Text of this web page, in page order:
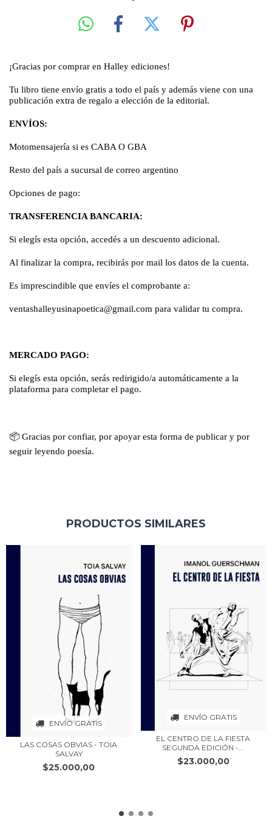
¡Gracias por comprar en Halley ediciones!
Tu libro tiene envío gratis a todo el país y además viene con una
publicación extra de regalo a elección de la editorial.
ENVÍOS:
Motomensajería si es CABA O GBA
Resto del país a sucursal de correo argentino
Opciones de pago:
TRANSFERENCIA BANCARIA:
Si elegís esta opción, accedés a un descuento adicional.
Al finalizar la compra, recibirás por mail los datos de la cuenta.
Es imprescindible que envíes el comprobante a:
ventashalleyusinapoetica@gmail.com para validar tu compra.
MERCADO PAGO:
Si elegís esta opción, serás redirigido/a automáticamente a la
plataforma para completar el pago.
📦 Gracias por confiar, por apoyar esta forma de publicar y por
seguir leyendo poesía.
PRODUCTOS SIMILARES
ENVÍO GRATIS
LAS COSAS OBVIAS - TOIA
SALVAY
$25.000,00
ENVÍO GRATIS
EL CENTRO DE LA FIESTA
SEGUNDA EDICIÓN -...
$23.000,00